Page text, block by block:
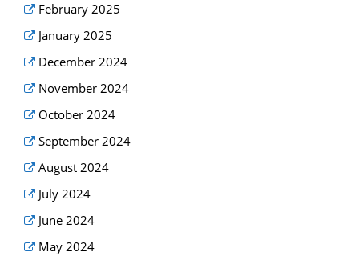
February 2025
January 2025
December 2024
November 2024
October 2024
September 2024
August 2024
July 2024
June 2024
May 2024